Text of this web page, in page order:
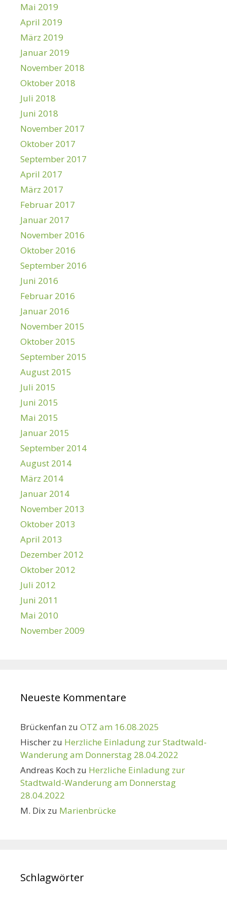
Mai 2019
April 2019
März 2019
Januar 2019
November 2018
Oktober 2018
Juli 2018
Juni 2018
November 2017
Oktober 2017
September 2017
April 2017
März 2017
Februar 2017
Januar 2017
November 2016
Oktober 2016
September 2016
Juni 2016
Februar 2016
Januar 2016
November 2015
Oktober 2015
September 2015
August 2015
Juli 2015
Juni 2015
Mai 2015
Januar 2015
September 2014
August 2014
März 2014
Januar 2014
November 2013
Oktober 2013
April 2013
Dezember 2012
Oktober 2012
Juli 2012
Juni 2011
Mai 2010
November 2009
Neueste Kommentare
Brückenfan zu OTZ am 16.08.2025
Hischer zu Herzliche Einladung zur Stadtwald-
Wanderung am Donnerstag 28.04.2022
Andreas Koch zu Herzliche Einladung zur
Stadtwald-Wanderung am Donnerstag
28.04.2022
M. Dix zu Marienbrücke
Schlagwörter